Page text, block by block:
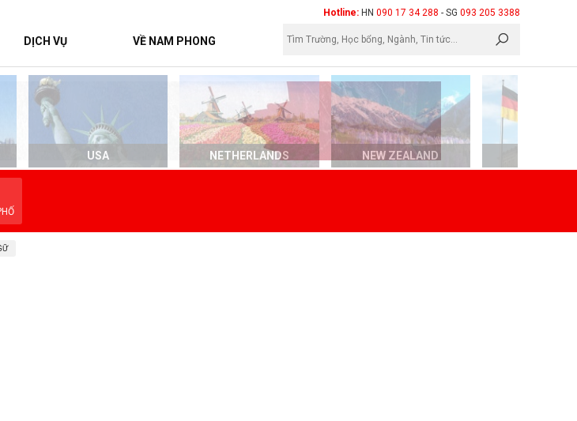
Hotline: HN 090 17 34 288 - SG 093 205 3388
DỊCH VỤ VỀ NAM PHONG
USA NETHERLANDS NEW ZEALAND